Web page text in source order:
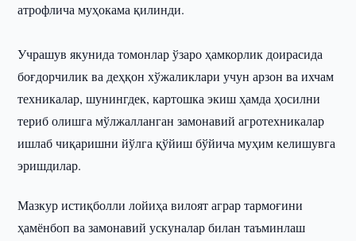
атрофлича муҳокама қилинди.
Учрашув якунида томонлар ўзаро ҳамкорлик доирасида
боғдорчилик ва деҳқон хўжаликлари учун арзон ва ихчам
техникалар, шунингдек, картошка экиш ҳамда ҳосилни
териб олишга мўлжалланган замонавий агротехникалар
ишлаб чиқаришни йўлга қўйиш бўйича муҳим келишувга
эришдилар.
Мазкур истиқболли лойиҳа вилоят аграр тармоғини
ҳамёнбоп ва замонавий ускуналар билан таъминлаш